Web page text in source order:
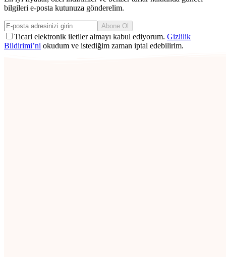
bilgileri e-posta kutunuza gönderelim.
Abone Ol
Ticari elektronik iletiler almayı kabul ediyorum. Gizlilik
Bildirimi’ni okudum ve istediğim zaman iptal edebilirim.